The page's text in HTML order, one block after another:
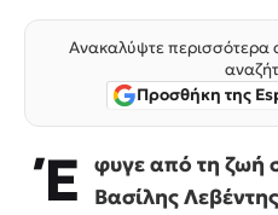
Ανακαλύψτε
Προσθήκη της
Έ
φυγε από τη ζωή
Βασίλης